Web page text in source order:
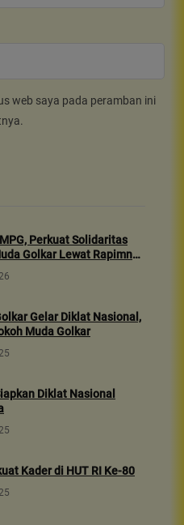
web saya pada peramban ini
Perkuat Solidaritas
Golkar Lewat Rapimnas
10rb Dhuafa
Gelar Diklat Nasional,
Muda Golkar
Diklat Nasional
Kader di HUT RI Ke-80